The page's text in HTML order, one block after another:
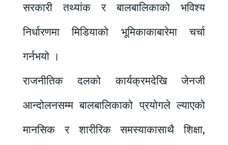
सरकारी तथ्यांक र बालबालिकाको भविश्य
निर्धारणमा मिडियाको भूमिकाकाबारेमा चर्चा
गर्नभयो ।
राजनीतिक दलको कार्यक्रमदेखि जेनजी
आन्दोलनसम्म बालबालिकाको प्रयोगले ल्याएको
मानसिक र शारीरिक समस्याकासाथै शिक्षा,